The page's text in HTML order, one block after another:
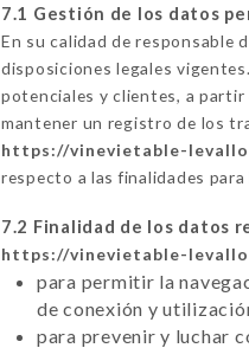
7.1 Gestión de los datos
En su calidad de responsable
disposiciones legales
potenciales y clientes, a
mantener un registro de los
https://vinevietable-
respecto a las finalidades para
7.2 Finalidad de los datos
https://vinevietable-
para permitir la
de conexión y
para prevenir y luchar